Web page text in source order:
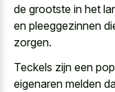
de grootste in het
en pleeggezinnen
zorgen.
Teckels zijn een
eigenaren melden